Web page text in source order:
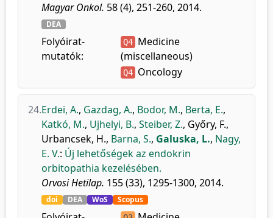
Magyar Onkol. 58 (4), 251-260, 2014.
DEA
Folyóirat-
mutatók:
Q4 Medicine
(miscellaneous)
Q4 Oncology
24.Erdei, A., Gazdag, A., Bodor, M., Berta, E.,
Katkó, M., Ujhelyi, B., Steiber, Z., Győry, F.,
Urbancsek, H., Barna, S., Galuska, L., Nagy,
E. V.: Új lehetőségek az endokrin
orbitopathia kezelésében.
Orvosi Hetilap. 155 (33), 1295-1300, 2014.
doi DEA WoS Scopus